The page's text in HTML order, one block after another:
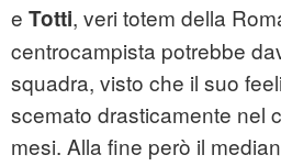
e Totti, veri totem della
centrocampista potrebbe
squadra, visto che il suo
scemato drasticamente nel
mesi. Alla fine però il